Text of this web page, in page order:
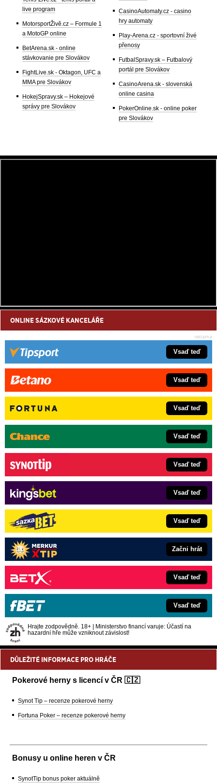
live program
MotorsportŽivě.cz – Formule 1
a MotoGP online
BetArena.sk - online
stávkovanie pre Slovákov
FightLive.sk - Oktagon, UFC a
MMA pre Slovákov
HokejSpravy.sk – Hokejové
správy pre Slovákov
CasinoAutomaty.cz - casino
hry automaty
Play-Arena.cz - sportovní živé
přenosy
FutbalSpravy.sk – Futbalový
portál pre Slovákov
CasinoArena.sk - slovenská
online casina
PokerOnline.sk - online poker
pre Slovákov
ONLINE SÁZKOVÉ KANCELÁŘE
Vsaď teď
Vsaď teď
Vsaď teď
Vsaď teď
Vsaď teď
Vsaď teď
Vsaď teď
Začni hrát
Vsaď teď
Vsaď teď
Hrajte zodpovědně. 18+ | Ministerstvo financí varuje: Účastí na
hazardní hře může vzniknout závislost!
DŮLEŽITÉ INFORMACE PRO HRÁČE
Pokerové herny s licencí v ČR 🇨🇿
Synot Tip – recenze pokerové herny
Fortuna Poker – recenze pokerové herny
Bonusy u online heren v ČR
SynotTip bonus poker aktuálně